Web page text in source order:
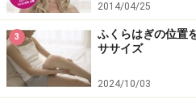
「縄跳びダイエット」をする
アップとして軽くジョギング
おくと、より脂肪の燃焼効果
いストレッチ、腹筋、スクワ
2014/04/25
3
ふくらはぎの位置
ササイズ
2024/10/03